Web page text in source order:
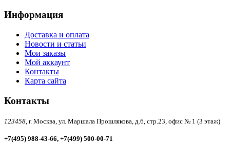
Информация
Доставка и оплата
Новости и статьи
Мои заказы
Мой аккаунт
Контакты
Карта сайта
Контакты
123458, г. Москва, ул. Маршала Прошлякова, д.6, стр.23, офис № 1 (3 этаж)
+7(495) 988-43-66, +7(499) 500-00-71